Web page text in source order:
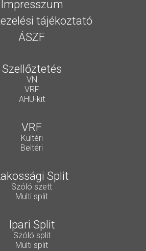
Impresszum
tájékoztató
ÁSZF
Szellőztetés
VN
VRF
AHU-kit
VRF
Kültéri
Beltéri
Split
Szóló szett
Multi split
Ipari Split
Szóló split
Multi split